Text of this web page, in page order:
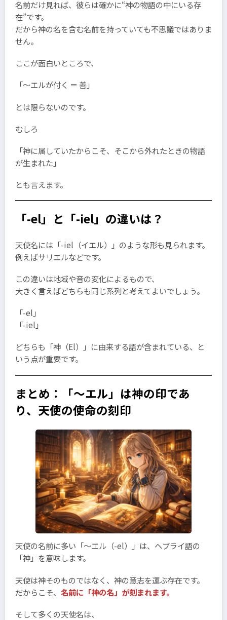
名前だけ見れば、彼らは確かに“神の物語の中にいる存
在”です。
だから神の名を含む名前を持っていても不思議ではありま
せん。
ここが面白いところで、
「～エルが付く ＝ 善」
とは限らないのです。
むしろ
「神に属していたからこそ、そこから外れたときの物語
が生まれた」
とも言えます。
「-el」と「-iel」の違いは？
天使名には「-iel（イエル）」のような形も見られます。
例えばサリエルなどです。
この違いは地域や音の変化によるもので、
大きく言えばどちらも同じ系列と考えてよいでしょう。
「-el」
「-iel」
どちらも「神（El）」に由来する語が含まれている、と
いう点が重要です。
まとめ：「～エル」は神の印であ
り、天使の使命の刻印
天使の名前に多い「～エル（-el）」は、ヘブライ語の
「神」を意味します。
天使は神そのものではなく、神の意志を運ぶ存在です。
だからこそ、 名前に「神の名」が刻まれます。
そして多くの天使名は、